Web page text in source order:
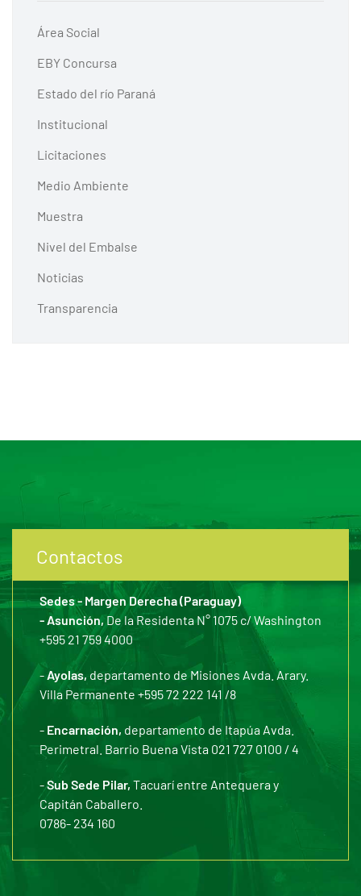
Área Social
EBY Concursa
Estado del río Paraná
Institucional
Licitaciones
Medio Ambiente
Muestra
Nivel del Embalse
Noticias
Transparencia
Contactos
Sedes - Margen Derecha (Paraguay)
- Asunción,De la Residenta N° 1075 c/ Washington
+595 21 759 4000
-Ayolas, departamento de Misiones Avda. Arary.
Villa Permanente +595 72 222 141 /8
- Encarnación, departamento de Itapúa Avda.
Perimetral. Barrio Buena Vista 021 727 0100 / 4
-Sub Sede Pilar, Tacuarí entre Antequera y
Capitán Caballero.
0786- 234 160